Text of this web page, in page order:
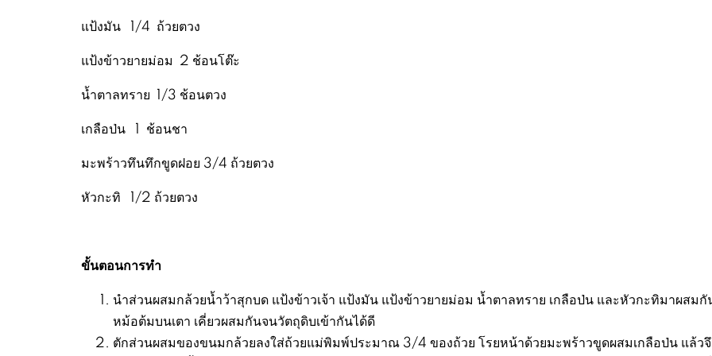
แป้งมัน 1/4 ถ้วยตวง
แป้งข้าวยายม่อม 2 ช้อนโต๊ะ
น้ำตาลทราย 1/3 ช้อนตวง
เกลือป่น 1 ช้อนชา
มะพร้าวทึนทึกขูดฝอย 3/4 ถ้วยตวง
หัวกะทิ 1/2 ถ้วยตวง
ขั้นตอนการทำ
นำส่วนผสมกล้วยน้ำว้าสุกบด แป้งข้าวเจ้า แป้งมัน แป้งข้าวยายม่อม น้ำตาลทราย เกลือป่น และหัวกะทิมาผสมกั
หม้อต้มบนเตา เคี่ยวผสมกันจนวัตถุดิบเข้ากันได้ดี
ตักส่วนผสมของขนมกล้วยลงใส่ถ้วยแม่พิมพ์ประมาณ 3/4 ของถ้วย โรยหน้าด้วยมะพร้าวขูดผสมเกลือป่น แล้ว